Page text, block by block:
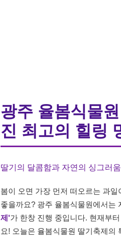
광주 율봄식물
진 최고의 힐링
딸기의 달콤함과 자연의 싱그러
봄이 오면 가장 먼저 떠오르는 과
좋을까요? 광주 율봄식물원에서는
제'가 한창 진행 중입니다. 현재부
요! 오늘은 율봄식물원 딸기축제의